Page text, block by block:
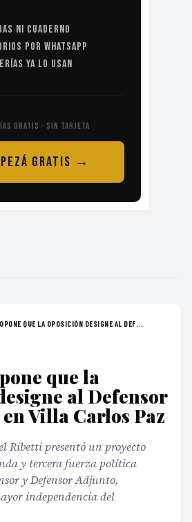
NI CUADERNO
POR WHATSAPP
YA LO USAN
GRATIS · SIN TARJETA
GRATIS →
QUE LA OPOSICIÓN DESIGNE AL DEF...
que la
al Defensor
Villa Carlos Paz
Ribetti presentó un proyecto
y tercera fuerza política
y Defensor Adjunto,
independencia del